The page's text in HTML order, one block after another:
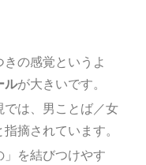
きの感覚というよ
ルが大きいです。
では、男ことば／女
指摘されています。
を結びつけやす